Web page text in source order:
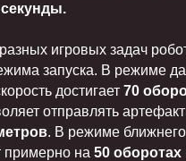
игровых задач
запуска. В режиме
достигает 70
отправлять
. В режиме ближнего
примерно на 50 оборотах